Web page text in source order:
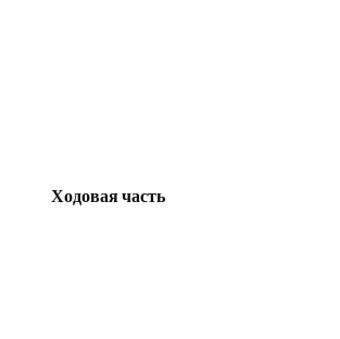
Ходовая часть